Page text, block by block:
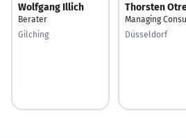
Wolfgang Illich
Berater
Gilching
Thorsten
Managing
Düsseldorf